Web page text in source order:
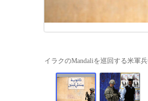
イラクのMandaliを巡回する米軍